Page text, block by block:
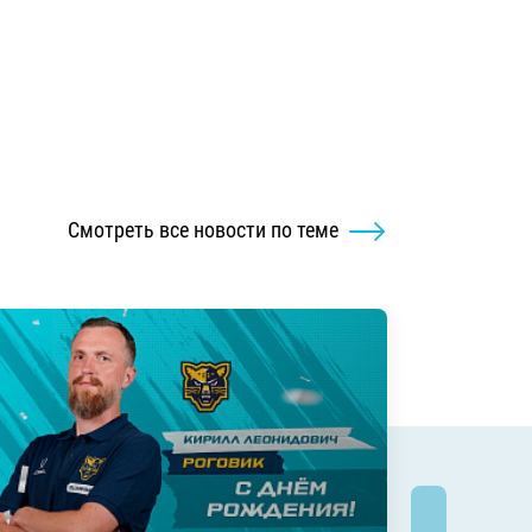
Смотреть все новости по теме